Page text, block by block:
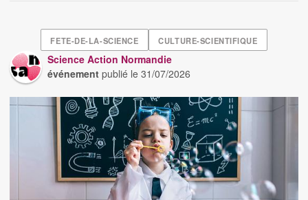
FETE-DE-LA-SCIENCE CULTURE-SCIENTIFIQUE
Science Action Normandie
événement publié le31/07/2026